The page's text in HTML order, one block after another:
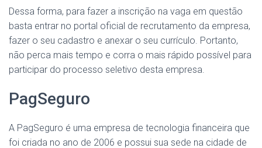
Dessa forma, para fazer a inscrição na vaga em questão
basta entrar no portal oficial de recrutamento da empresa,
fazer o seu cadastro e anexar o seu currículo. Portanto,
não perca mais tempo e corra o mais rápido possível para
participar do processo seletivo desta empresa.
PagSeguro
A PagSeguro é uma empresa de tecnologia financeira que
foi criada no ano de 2006 e possui sua sede na cidade de